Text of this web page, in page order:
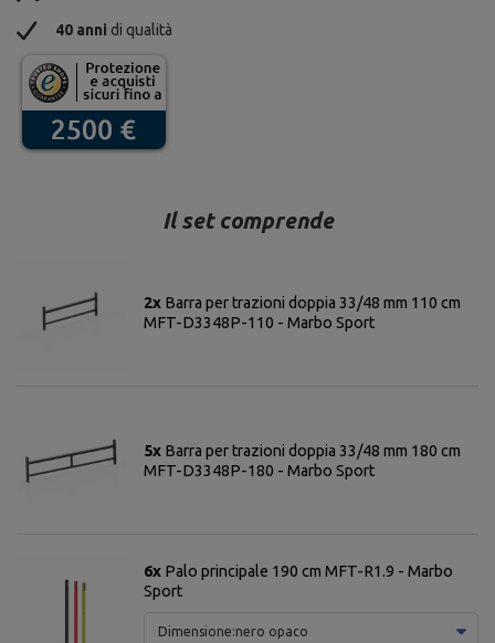
40 anni di qualità
Il set comprende
2x Barra per trazioni doppia 33/48 mm 110 cm
MFT-D3348P-110 - Marbo Sport
5x Barra per trazioni doppia 33/48 mm 180 cm
MFT-D3348P-180 - Marbo Sport
6x Palo principale 190 cm MFT-R1.9 - Marbo
Sport
Dimensione:nero opaco